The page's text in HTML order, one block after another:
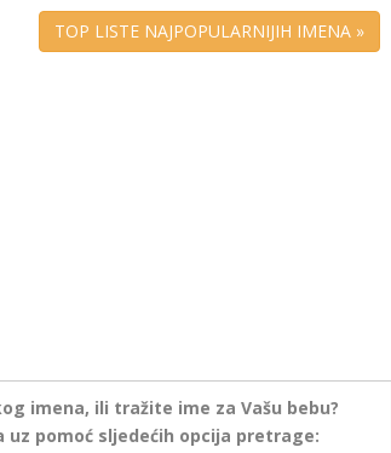
TOP LISTE NAJPOPULARNIJIH IMENA »
imena, ili tražite ime za Vašu bebu?
pomoć sljedećih opcija pretrage: